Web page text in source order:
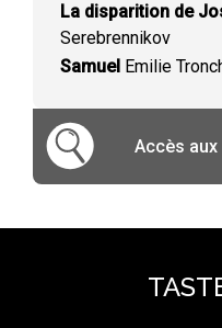
La disparition de
Serebrennikov
Samuel Emilie
Accès